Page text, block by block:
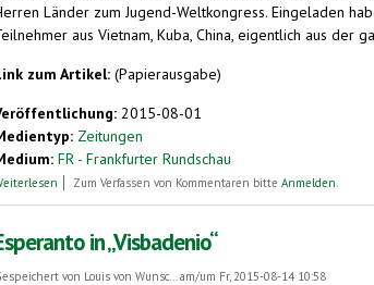
Länder zum Jugend-Weltkongress. Eingeladen
aus Vietnam, Kuba, China, eigentlich aus der
zum Artikel: (Papierausgabe)
2015-08-01
Zeitungen
FR - Frankfurter Rundschau
über Eine ganze Woche Esperanto
Zum Verfassen von Kommentaren bitte Anmelden.
in „Visbadenio“
von Louis von Wunsc...am/um Fr, 2015-08-14 10:58